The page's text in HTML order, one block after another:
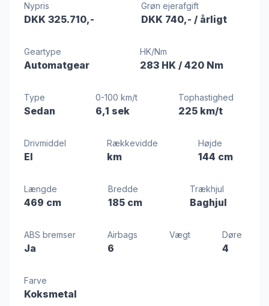
Nypris
DKK 325.710,-
Grøn ejerafgift
DKK 740,- / årligt
Geartype
Automatgear
HK/Nm
283 HK / 420 Nm
Type
Sedan
0-100 km/t
6,1 sek
Tophastighed
225 km/t
Drivmiddel
El
Rækkevidde
km
Højde
144 cm
Længde
469 cm
Bredde
185 cm
Trækhjul
Baghjul
ABS bremser
Ja
Airbags
6
Vægt Døre
4
Farve
Koksmetal